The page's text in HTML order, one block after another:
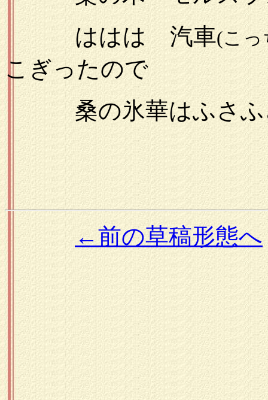
ははは 汽車(こっ
こぎったので
桑の氷華はふさふさ
←前の草稿形態へ